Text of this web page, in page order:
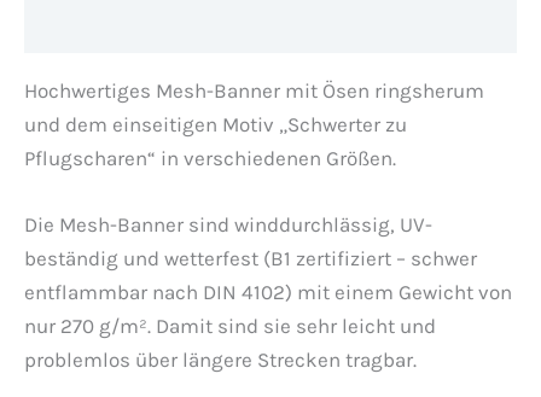
Hochwertiges Mesh-Banner mit Ösen ringsherum
und dem einseitigen Motiv „Schwerter zu
Pflugscharen“ in verschiedenen Größen.
Die Mesh-Banner sind winddurchlässig, UV-
beständig und wetterfest (B1 zertifiziert – schwer
entflammbar nach DIN 4102) mit einem Gewicht von
nur 270 g/m². Damit sind sie sehr leicht und
problemlos über längere Strecken tragbar.